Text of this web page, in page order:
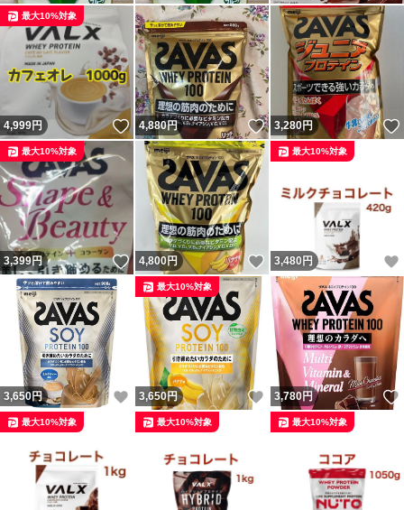
4,999円 いいね！
最大10%対象
4,880円 いいね！
3,280円
3,399円 いいね！
最大10%対象
4,800円 いいね！
3,480 円
最大10%対象
3,650円 いいね！
3,650円 いいね！
最大10%対象
3,780円
最大10%対象 最大10%対象 最大10%対象